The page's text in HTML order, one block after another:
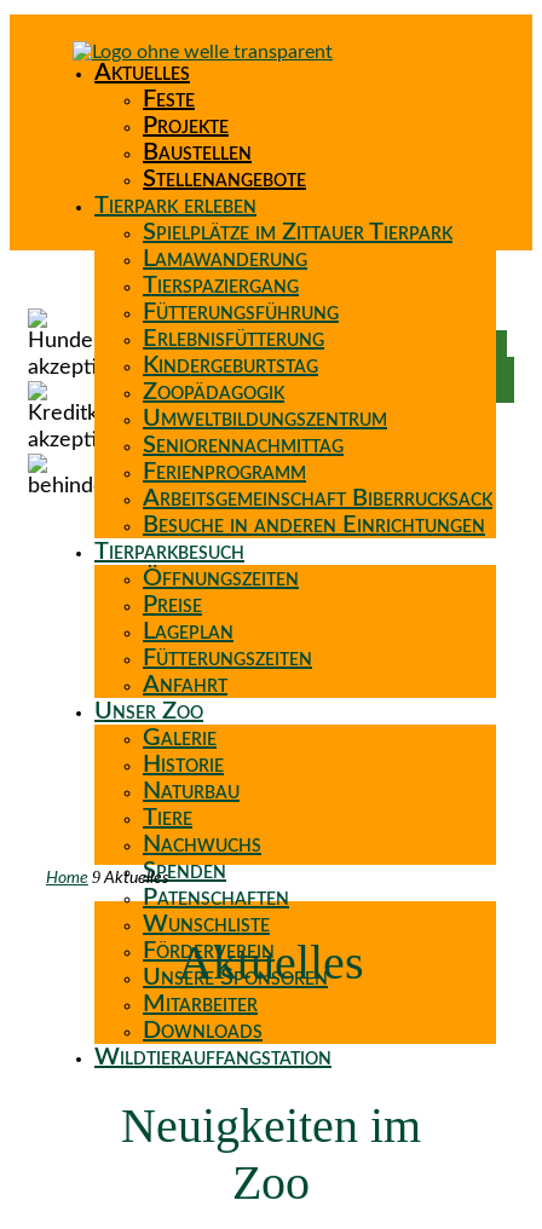
Aktuelles
Feste
Projekte
Baustellen
Stellenangebote
Tierpark erleben
Spielplätze im Zittauer Tierpark
Lamawanderung
Tierspaziergang
Fütterungsführung
Erlebnisfütterung
Kindergeburtstag
Zoopädagogik
Umweltbildungszentrum
Seniorennachmittag
Ferienprogramm
Arbeitsgemeinschaft Biberrucksack
Besuche in anderen Einrichtungen
Tierparkbesuch
Öffnungszeiten
Preise
Lageplan
Fütterungszeiten
Anfahrt
Unser Zoo
Galerie
Historie
Naturbau
Tiere
Nachwuchs
Spenden
Patenschaften
Wunschliste
Förderverein
Unsere Sponsoren
Mitarbeiter
Downloads
Wildtierauffangstation
Home 9 Aktuelles
Aktuelles
Neuigkeiten im
Zoo